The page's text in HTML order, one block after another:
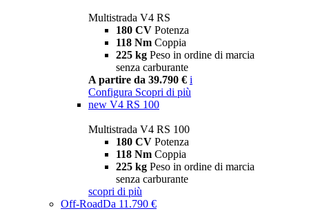
Multistrada V4 RS
180 CV Potenza
118 Nm Coppia
225 kg Peso in ordine di marcia
senza carburante
A partire da 39.790 € i
Configura Scopri di più
new V4 RS 100
Multistrada V4 RS 100
180 CV Potenza
118 Nm Coppia
225 kg Peso in ordine di marcia
senza carburante
scopri di più
Off-RoadDa 11.790 €